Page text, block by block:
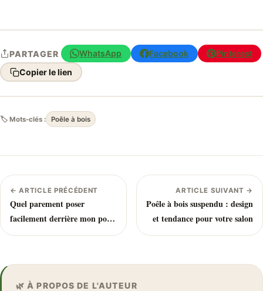
PARTAGER WhatsApp Facebook
Pinterest
Copier le lien
🏷 Mots-clés : Poêle à bois
← ARTICLE PRÉCÉDENT
Quel parement poser
facilement derrière mon poêle
à bois ?
ARTICLE SUIVANT →
Poêle à bois suspendu : design
et tendance pour votre salon
🌿 À PROPOS DE L'AUTEUR